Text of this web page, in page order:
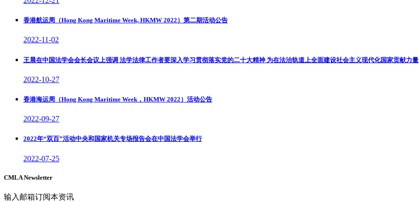
香港航运周（Hong Kong Maritime Week, HKMW 2022）第二期活动公告
2022-11-02
王晨在中国法学会会长会议上强调 法学法律工作者要深入学习贯彻落实党的二十大精神 为在法治轨道上全面建设社会主义现代化国家贡献力量
2022-10-27
香港海运周（Hong Kong Maritime Week，HKMW 2022）活动公告
2022-09-27
2022年“双百”活动中央和国家机关专场报告会在中国法学会举行
2022-07-25
CMLA Newsletter
输入邮箱订阅本资讯